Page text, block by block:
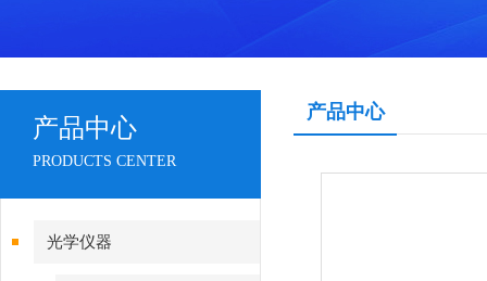
产品中心
PRODUCTS CENTER
光学仪器
产品中心